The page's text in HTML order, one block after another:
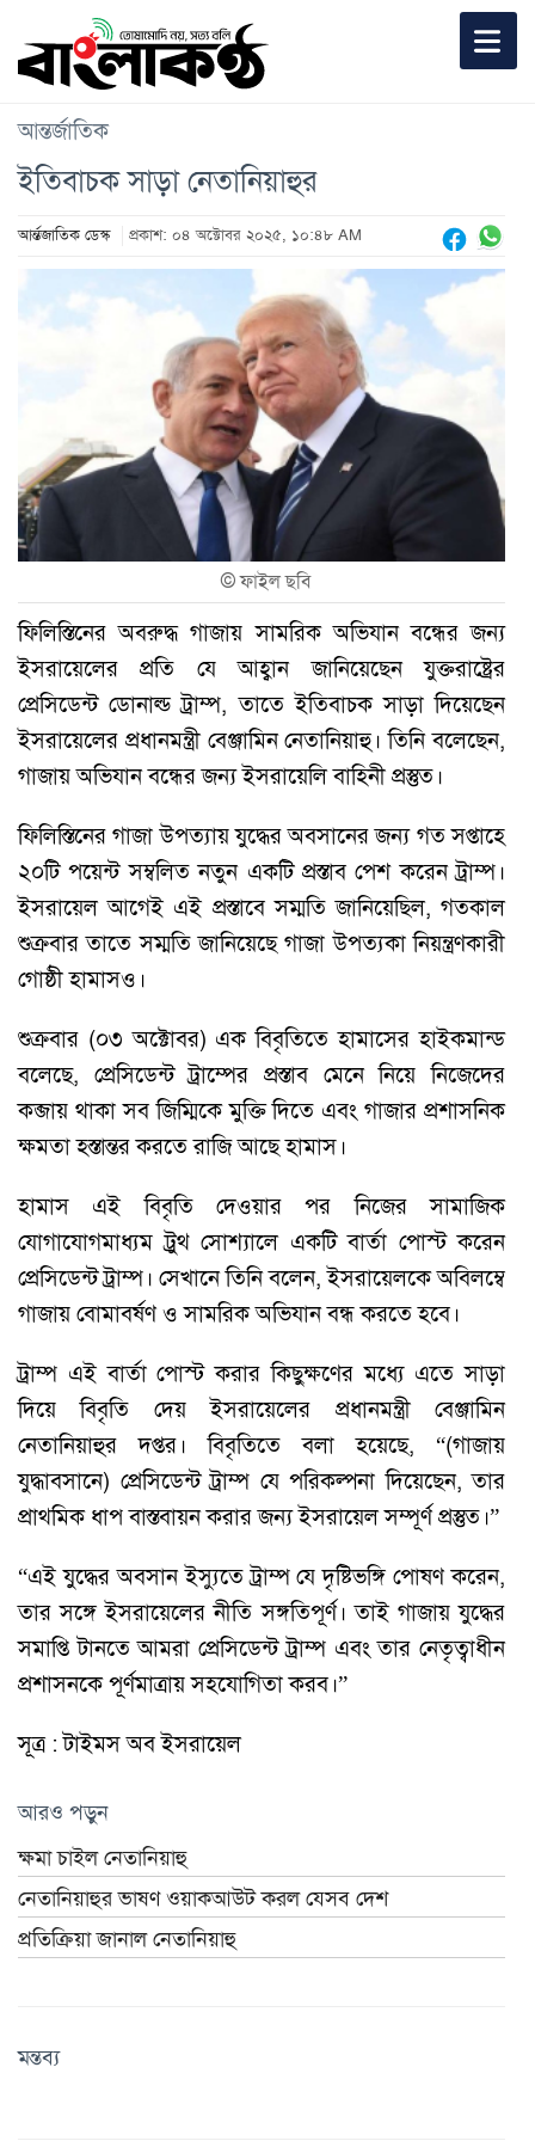
আন্তর্জাতিক
ইতিবাচক সাড়া নেতানিয়াহুর
আর্ন্তজাতিক ডেস্ক প্রকাশ: ০৪ অক্টোবর ২০২৫, ১০:৪৮ AM
©ফাইল ছবি
ফিলিস্তিনের অবরুদ্ধ গাজায় সামরিক অভিযান বন্ধের জন্য
ইসরায়েলের প্রতি যে আহ্বান জানিয়েছেন যুক্তরাষ্ট্রের
প্রেসিডেন্ট ডোনাল্ড ট্রাম্প, তাতে ইতিবাচক সাড়া দিয়েছেন
ইসরায়েলের প্রধানমন্ত্রী বেঞ্জামিন নেতানিয়াহু। তিনি বলেছেন,
গাজায় অভিযান বন্ধের জন্য ইসরায়েলি বাহিনী প্রস্তুত।
ফিলিস্তিনের গাজা উপত্যায় যুদ্ধের অবসানের জন্য গত সপ্তাহে
২০টি পয়েন্ট সম্বলিত নতুন একটি প্রস্তাব পেশ করেন ট্রাম্প।
ইসরায়েল আগেই এই প্রস্তাবে সম্মতি জানিয়েছিল, গতকাল
শুক্রবার তাতে সম্মতি জানিয়েছে গাজা উপত্যকা নিয়ন্ত্রণকারী
গোষ্ঠী হামাসও।
শুক্রবার (০৩ অক্টোবর) এক বিবৃতিতে হামাসের হাইকমান্ড
বলেছে, প্রেসিডেন্ট ট্রাম্পের প্রস্তাব মেনে নিয়ে নিজেদের
কব্জায় থাকা সব জিম্মিকে মুক্তি দিতে এবং গাজার প্রশাসনিক
ক্ষমতা হস্তান্তর করতে রাজি আছে হামাস।
হামাস এই বিবৃতি দেওয়ার পর নিজের সামাজিক
যোগাযোগমাধ্যম ট্রুথ সোশ্যালে একটি বার্তা পোস্ট করেন
প্রেসিডেন্ট ট্রাম্প। সেখানে তিনি বলেন, ইসরায়েলকে অবিলম্বে
গাজায় বোমাবর্ষণ ও সামরিক অভিযান বন্ধ করতে হবে।
ট্রাম্প এই বার্তা পোস্ট করার কিছুক্ষণের মধ্যে এতে সাড়া
দিয়ে বিবৃতি দেয় ইসরায়েলের প্রধানমন্ত্রী বেঞ্জামিন
নেতানিয়াহুর দপ্তর। বিবৃতিতে বলা হয়েছে, “(গাজায়
যুদ্ধাবসানে) প্রেসিডেন্ট ট্রাম্প যে পরিকল্পনা দিয়েছেন, তার
প্রাথমিক ধাপ বাস্তবায়ন করার জন্য ইসরায়েল সম্পূর্ণ প্রস্তুত।”
“এই যুদ্ধের অবসান ইস্যুতে ট্রাম্প যে দৃষ্টিভঙ্গি পোষণ করেন,
তার সঙ্গে ইসরায়েলের নীতি সঙ্গতিপূর্ণ। তাই গাজায় যুদ্ধের
সমাপ্তি টানতে আমরা প্রেসিডেন্ট ট্রাম্প এবং তার নেতৃত্বাধীন
প্রশাসনকে পূর্ণমাত্রায় সহযোগিতা করব।”
সূত্র : টাইমস অব ইসরায়েল
আরও পড়ুন
ক্ষমা চাইল নেতানিয়াহু
নেতানিয়াহুর ভাষণ ওয়াকআউট করল যেসব দেশ
প্রতিক্রিয়া জানাল নেতানিয়াহু
মন্তব্য